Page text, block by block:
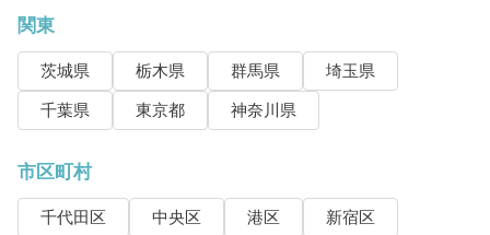
関東
茨城県 栃木県 群馬県
埼玉県
千葉県
東京都 神奈川県
市区町村
千代田区 中央区 港区
新宿区